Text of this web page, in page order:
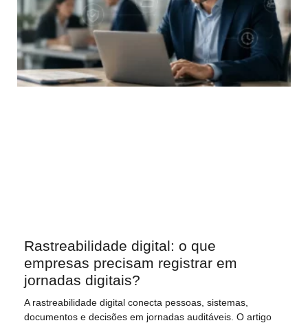
Rastreabilidade digital: o que
empresas precisam registrar em
jornadas digitais?
A rastreabilidade digital conecta pessoas, sistemas,
documentos e decisões em jornadas auditáveis. O artigo